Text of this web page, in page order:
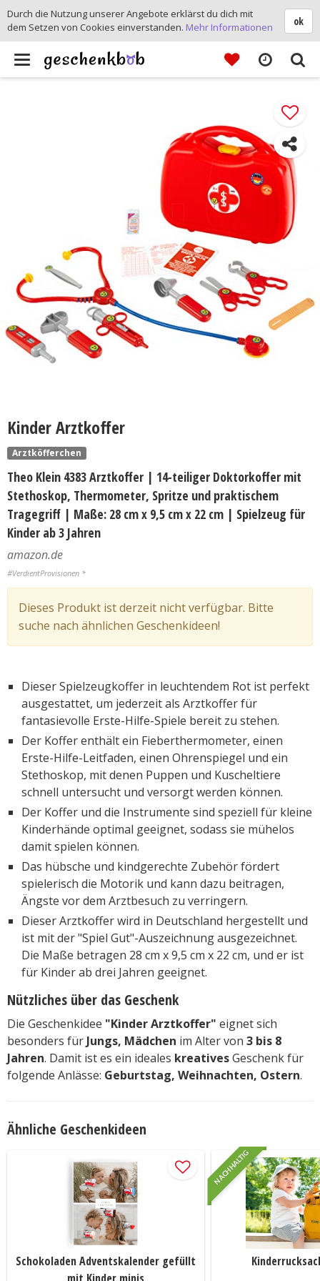
Toggle
Kinder Arztkoffer
Arztköfferchen
Theo Klein 4383 Arztkoffer | 14-teiliger Doktorkoffer mit
Stethoskop, Thermometer, Spritze und praktischem
Tragegriff | Maße: 28 cm x 9,5 cm x 22 cm | Spielzeug für
Kinder ab 3 Jahren
amazon.de
#VerdientProvisionen *
Dieses Produkt ist derzeit nicht verfügbar. Bitte
suche nach ähnlichen Geschenkideen!
Dieser Spielzeugkoffer in leuchtendem Rot ist perfekt
ausgestattet, um jederzeit als Arztkoffer für
fantasievolle Erste-Hilfe-Spiele bereit zu stehen.
Der Koffer enthält ein Fieberthermometer, einen
Erste-Hilfe-Leitfaden, einen Ohrenspiegel und ein
Stethoskop, mit denen Puppen und Kuscheltiere
schnell untersucht und versorgt werden können.
Der Koffer und die Instrumente sind speziell für kleine
Kinderhände optimal geeignet, sodass sie mühelos
damit spielen können.
Das hübsche und kindgerechte Zubehör fördert
spielerisch die Motorik und kann dazu beitragen,
Ängste vor dem Arztbesuch zu verringern.
Dieser Arztkoffer wird in Deutschland hergestellt und
ist mit der "Spiel Gut"-Auszeichnung ausgezeichnet.
Die Maße betragen 28 cm x 9,5 cm x 22 cm, und er ist
für Kinder ab drei Jahren geeignet.
Nützliches über das Geschenk
Die Geschenkidee "Kinder Arztkoffer" eignet sich
besonders für Jungs, Mädchen im Alter von 3 bis 8
Jahren. Damit ist es ein ideales kreativesGeschenk für
folgende Anlässe: Geburtstag, Weihnachten, Ostern.
Ähnliche Geschenkideen
Schokoladen Adventskalender gefüllt
NACHHALTIG
ok
Durch die Nutzung unserer Angebote erklärst du dich mit
dem Setzen von Cookies einverstanden. Mehr Informationen